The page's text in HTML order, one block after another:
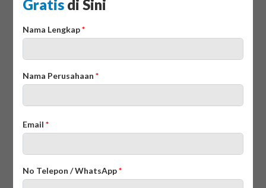
Gratis di Sini
Nama Lengkap*
Nama Perusahaan*
Email*
No Telepon / WhatsApp*
3. Caterease